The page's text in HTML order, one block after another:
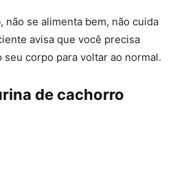
, não se alimenta bem, não cuida
avisa que você precisa
corpo para voltar ao normal.
de cachorro